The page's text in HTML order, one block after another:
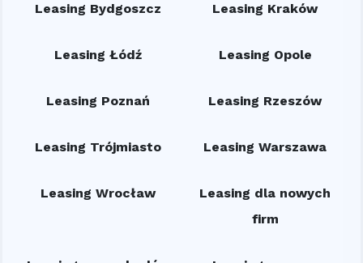
Leasing Bydgoszcz Leasing Kraków
Leasing Łódź Leasing Opole
Leasing Poznań Leasing Rzeszów
Leasing Trójmiasto Leasing Warszawa
Leasing Wrocław
Leasing dla nowych
firm